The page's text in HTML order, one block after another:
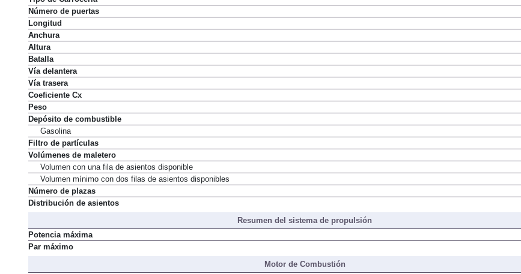
Tipo de Carrocería
Número de puertas
Longitud
Anchura
Altura
Batalla
Vía delantera
Vía trasera
Coeficiente Cx
Peso
Depósito de combustible
Gasolina
Filtro de partículas
Volúmenes de maletero
Volumen con una fila de asientos disponible
Volumen mínimo con dos filas de asientos disponibles
Número de plazas
Resumen del sistema de propulsión
Potencia máxima